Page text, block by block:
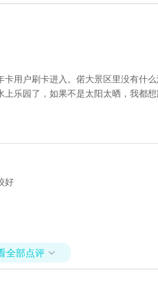
用户刷卡进入。偌大景区里没有什
园了，如果不是太阳太晒，我都
好
全部点评 